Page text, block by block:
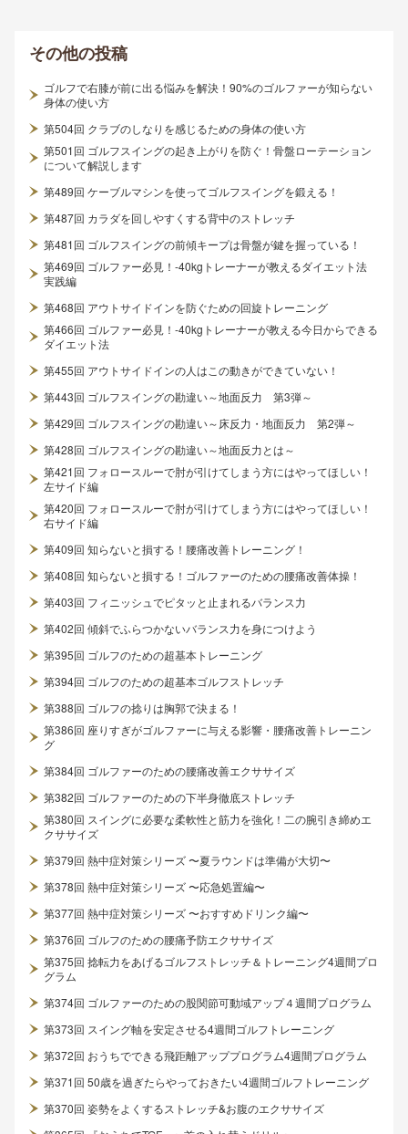
その他の投稿
ゴルフで右膝が前に出る悩みを解決！90%のゴルファーが知らない
身体の使い方
第504回 クラブのしなりを感じるための身体の使い方
第501回 ゴルフスイングの起き上がりを防ぐ！骨盤ローテーション
について解説します
第489回 ケーブルマシンを使ってゴルフスイングを鍛える！
第487回 カラダを回しやすくする背中のストレッチ
第481回 ゴルフスイングの前傾キープは骨盤が鍵を握っている！
第469回 ゴルファー必見！-40kgトレーナーが教えるダイエット法
実践編
第468回 アウトサイドインを防ぐための回旋トレーニング
第466回 ゴルファー必見！-40kgトレーナーが教える今日からできる
ダイエット法
第455回 アウトサイドインの人はこの動きができていない！
第443回 ゴルフスイングの勘違い～地面反力 第3弾～
第429回 ゴルフスイングの勘違い～床反力・地面反力 第2弾～
第428回 ゴルフスイングの勘違い～地面反力とは～
第421回 フォロースルーで肘が引けてしまう方にはやってほしい！
左サイド編
第420回 フォロースルーで肘が引けてしまう方にはやってほしい！
右サイド編
第409回 知らないと損する！腰痛改善トレーニング！
第408回 知らないと損する！ゴルファーのための腰痛改善体操！
第403回 フィニッシュでピタッと止まれるバランス力
第402回 傾斜でふらつかないバランス力を身につけよう
第395回 ゴルフのための超基本トレーニング
第394回 ゴルフのための超基本ゴルフストレッチ
第388回 ゴルフの捻りは胸郭で決まる！
第386回 座りすぎがゴルファーに与える影響・腰痛改善トレーニン
グ
第384回 ゴルファーのための腰痛改善エクササイズ
第382回 ゴルファーのための下半身徹底ストレッチ
第380回 スイングに必要な柔軟性と筋力を強化！二の腕引き締めエ
クササイズ
第379回 熱中症対策シリーズ 〜夏ラウンドは準備が大切〜
第378回 熱中症対策シリーズ 〜応急処置編〜
第377回 熱中症対策シリーズ 〜おすすめドリンク編〜
第376回 ゴルフのための腰痛予防エクササイズ
第375回 捻転力をあげるゴルフストレッチ＆トレーニング4週間プロ
グラム
第374回 ゴルファーのための股関節可動域アップ４週間プログラム
第373回 スイング軸を安定させる4週間ゴルフトレーニング
第372回 おうちでできる飛距離アッププログラム4週間プログラム
第371回 50歳を過ぎたらやっておきたい4週間ゴルフトレーニング
第370回 姿勢をよくするストレッチ&お腹のエクササイズ